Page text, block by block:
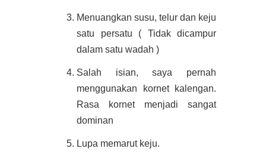
Menuangkan susu, telur dan keju
satu persatu ( Tidak dicampur
dalam satu wadah )
Salah isian, saya pernah
menggunakan kornet kalengan.
Rasa kornet menjadi sangat
dominan
Lupa memarut keju.